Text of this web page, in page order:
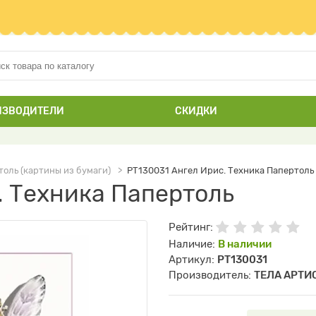
СКИДКИ
(картины из бумаги) РТ130031 Ангел Ирис. Техника Папертоль
Папертоль
Рейтинг:
Наличие: В наличии
Артикул: РТ130031
Производитель: ТЕЛА